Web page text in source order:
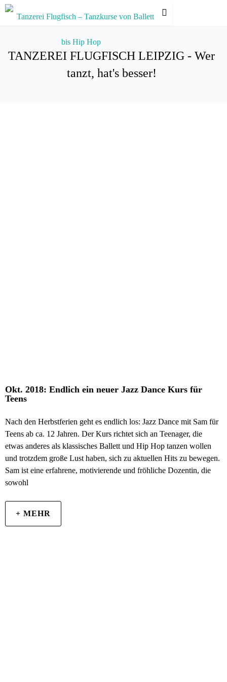
TANZEREI FLUGFISCH LEIPZIG - Wer
tanzt, hat's besser!
Okt. 2018: Endlich ein neuer Jazz Dance Kurs für
Teens
Nach den Herbstferien geht es endlich los: Jazz Dance mit Sam für
Teens ab ca. 12 Jahren. Der Kurs richtet sich an Teenager, die
etwas anderes als klassisches Ballett und Hip Hop tanzen wollen
und trotzdem große Lust haben, sich zu aktuellen Hits zu bewegen.
Sam ist eine erfahrene, motivierende und fröhliche Dozentin, die
sowohl
+ MEHR